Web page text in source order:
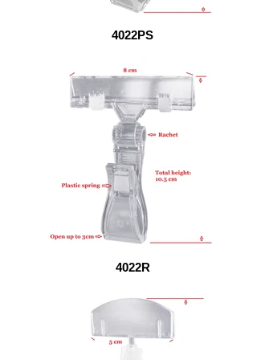
4022PS
4022R